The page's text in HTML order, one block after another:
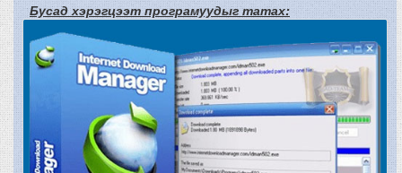
Бусад хэрэгцээт програмуудыг татах: